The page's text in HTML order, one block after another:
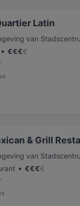
Latin
van
• €€€€
& Grill
van
• €€€€